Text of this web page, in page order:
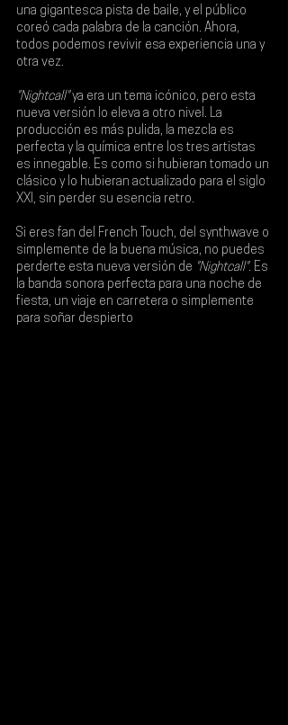
una gigantesca pista de baile, y el público
coreó cada palabra de la canción. Ahora,
todos podemos revivir esa experiencia una y
otra vez.
"Nightcall" ya era un tema icónico, pero esta
nueva versión lo eleva a otro nivel. La
producción es más pulida, la mezcla es
perfecta y la química entre los tres artistas
es innegable. Es como si hubieran tomado un
clásico y lo hubieran actualizado para el siglo
XXI, sin perder su esencia retro.
Si eres fan del French Touch, del synthwave o
simplemente de la buena música, no puedes
perderte esta nueva versión de "Nightcall". Es
la banda sonora perfecta para una noche de
fiesta, un viaje en carretera o simplemente
para soñar despierto